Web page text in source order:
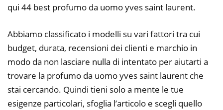
qui 44 best profumo da uomo yves saint laurent.
Abbiamo classificato i modelli su vari fattori tra cui
budget, durata, recensioni dei clienti e marchio in
modo da non lasciare nulla di intentato per aiutarti a
trovare la profumo da uomo yves saint laurent che
stai cercando. Quindi tieni solo a mente le tue
esigenze particolari, sfoglia l’articolo e scegli quello